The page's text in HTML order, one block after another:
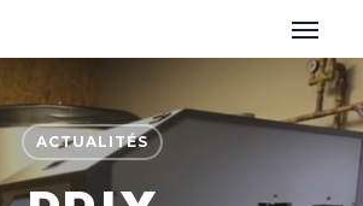
Menu
ACTUALITÉS